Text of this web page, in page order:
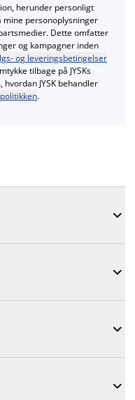
herunder personligt
personoplysninger
Dette omfatter
og kampagner inden
og leveringsbetingelser
tilbage på JYSKs
JYSK behandler
.



